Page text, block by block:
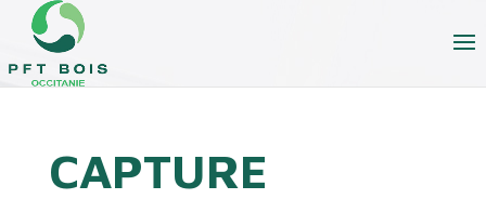
CAPTURE